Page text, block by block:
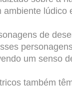
lúdico
de
um senso
também